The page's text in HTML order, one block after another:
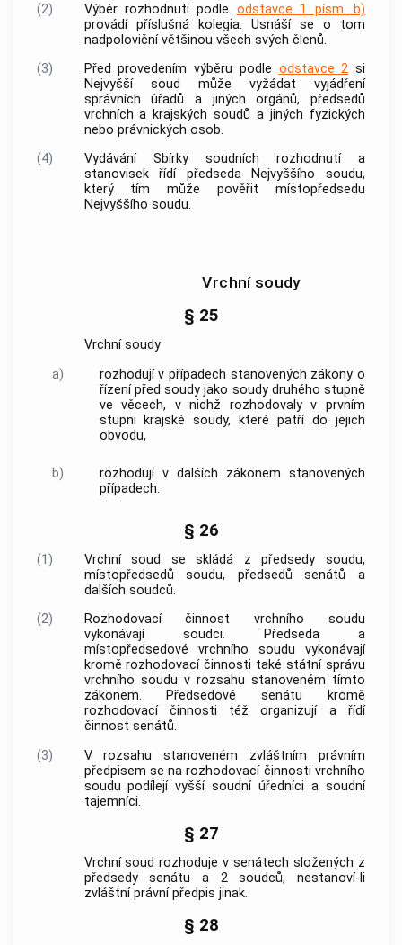
(2) Výběr rozhodnutí podle odstavce 1 písm. b)
provádí příslušná kolegia. Usnáší se o tom
nadpoloviční většinou všech svých členů.
(3)
Před provedením výběru podle odstavce 2 si
Nejvyšší soud může vyžádat vyjádření
správních úřadů a jiných orgánů, předsedů
vrchních a krajských soudů a jiných fyzických
nebo právnických osob.
(4)
Vydávání Sbírky soudních rozhodnutí a
stanovisek řídí předseda Nejvyššího soudu,
který tím může pověřit místopředsedu
Nejvyššího soudu.
Vrchní soudy
§ 25
Vrchní soudy
a)
rozhodují v případech stanovených zákony o
řízení před soudy jako soudy druhého stupně
ve věcech, v nichž rozhodovaly v prvním
stupni krajské soudy, které patří do jejich
obvodu,
b)
rozhodují v dalších zákonem stanovených
případech.
§ 26
(1)
Vrchní soud se skládá z předsedy soudu,
místopředsedů soudu, předsedů senátů a
dalších soudců.
(2)
Rozhodovací činnost vrchního soudu
vykonávají soudci. Předseda a
místopředsedové vrchního soudu vykonávají
kromě rozhodovací činnosti také státní správu
vrchního soudu v rozsahu stanoveném tímto
zákonem. Předsedové senátu kromě
rozhodovací činnosti též organizují a řídí
činnost senátů.
(3)
V rozsahu stanoveném zvláštním právním
předpisem se na rozhodovací činnosti vrchního
soudu podílejí vyšší soudní úředníci a soudní
tajemníci.
§ 27
Vrchní soud rozhoduje v senátech složených z
předsedy senátu a 2 soudců, nestanoví-li
zvláštní právní předpis jinak.
§ 28